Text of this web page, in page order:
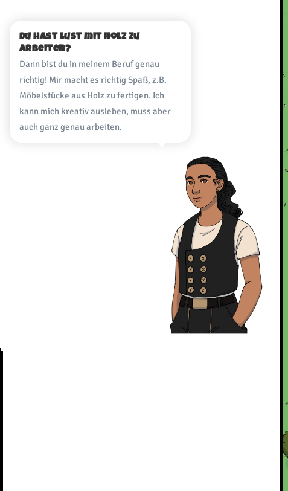
Du hast Lust mit Holz zu
arbeiten?
Dann bist du in meinem Beruf genau
richtig! Mir macht es richtig Spaß, z.B.
Möbelstücke aus Holz zu fertigen. Ich
kann mich kreativ ausleben, muss aber
auch ganz genau arbeiten.